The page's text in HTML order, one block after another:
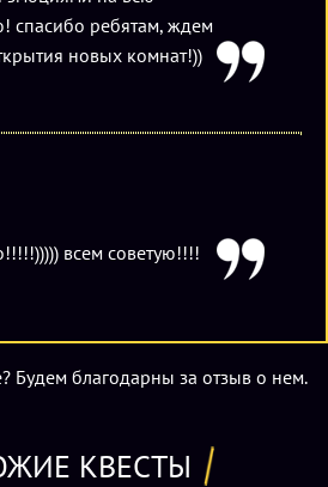
спасибо ребятам, ждем
новых комнат!))
всем советую!!!!
Будем благодарны за отзыв о нем.
КВЕСТЫ